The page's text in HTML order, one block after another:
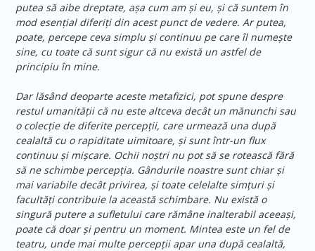
putea să aibe dreptate, așa cum am și eu, și că suntem în
mod esențial diferiți din acest punct de vedere. Ar putea,
poate, percepe ceva simplu și continuu pe care îl numește
sine, cu toate că sunt sigur că nu există un astfel de
principiu în mine.
Dar lăsând deoparte aceste metafizici, pot spune despre
restul umanității că nu este altceva decât un mănunchi sau
o colecție de diferite percepții, care urmează una după
cealaltă cu o rapiditate uimitoare, și sunt într-un flux
continuu și mișcare. Ochii noștri nu pot să se rotească fără
să ne schimbe percepția. Gândurile noastre sunt chiar și
mai variabile decât privirea, și toate celelalte simțuri și
facultăți contribuie la această schimbare. Nu există o
singură putere a sufletului care rămâne inalterabil aceeași,
poate că doar și pentru un moment. Mintea este un fel de
teatru, unde mai multe percepții apar una după cealaltă,